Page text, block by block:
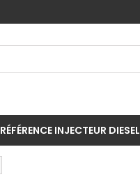
RÉFÉRENCE INJECTEUR DIESEL